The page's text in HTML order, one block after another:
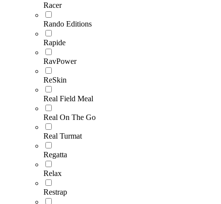
Racer
Rando Editions
Rapide
RavPower
ReSkin
Real Field Meal
Real On The Go
Real Turmat
Regatta
Relax
Restrap